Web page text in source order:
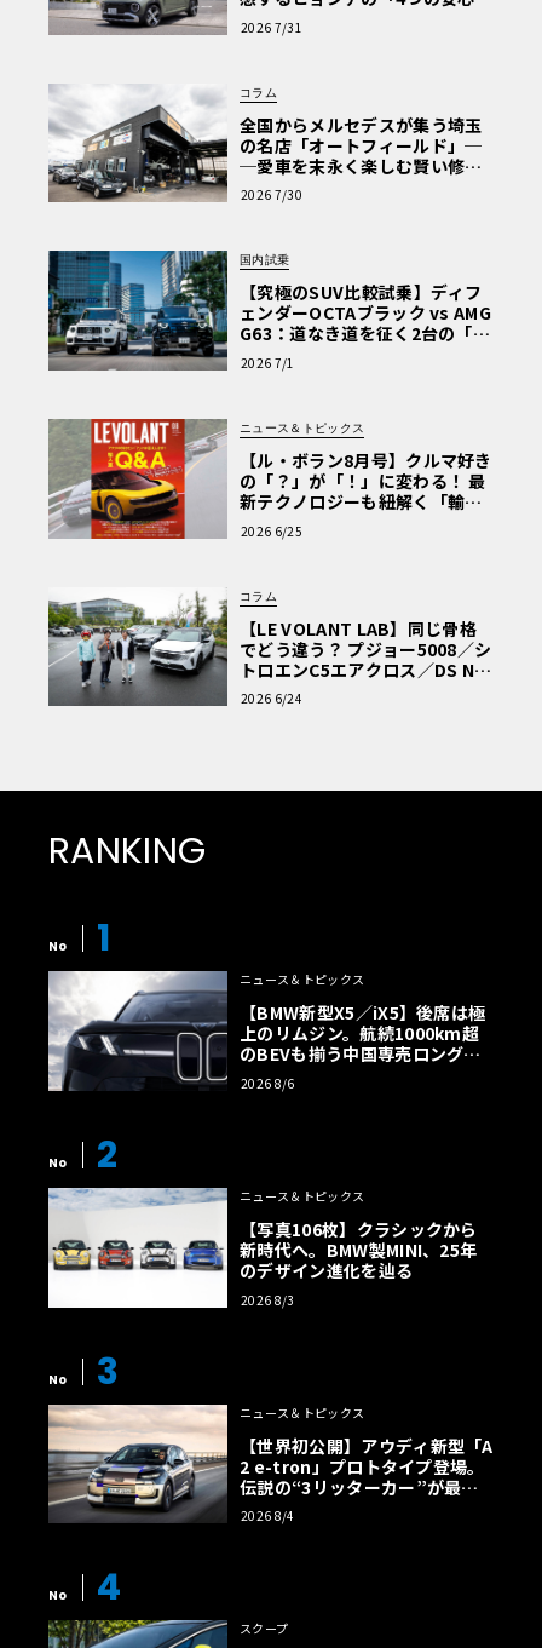
【第1回・ヒョンデ6つの疑問：
Why? Hyundai?】〈PR〉
2026 7/31
コラム
全国からメルセデスが集う埼玉
の名店「オートフィールド」─
─愛車を末永く楽しむ賢い修理
術と、プロがフックス製オイル
を選ぶ理由〈PR〉
2026 7/30
国内試乗
【究極のSUV比較試乗】ディフ
ェンダーOCTAブラック vs AMG
G63：道なき道を征く2台の「対
極的アプローチ」
2026 7/1
ニュース＆トピックス
【ル・ボラン8月号】クルマ好き
の「？」が「！」に変わる！ 最
新テクノロジーも紐解く「輸入
車Q&A」
2026 6/25
コラム
【LE VOLANT LAB】同じ骨格
でどう違う？ プジョー5008／シ
トロエンC5エアクロス／DS Nº4
読者一気乗りレポート
2026 6/24
RANKING
No 1
ニュース＆トピックス
【BMW新型X5／iX5】後席は極
上のリムジン。航続1000km超
のBEVも揃う中国専売ロング仕
様の全貌
2026 8/6
No 2
ニュース＆トピックス
【写真106枚】クラシックから
新時代へ。BMW製MINI、25年
のデザイン進化を辿る
2026 8/3
No 3
ニュース＆トピックス
【世界初公開】アウディ新型「A
2 e-tron」プロトタイプ登場。
伝説の“3リッターカー”が最高
効率エントリーBEVとして復活
【画像38枚】
2026 8/4
No 4
スクープ